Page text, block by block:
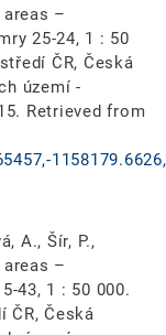
areas –
25-24, 1 : 50
ČR, Česká
území -
Retrieved from
A., Šír, P.,
areas –
43, 1 : 50 000.
ČR, Česká